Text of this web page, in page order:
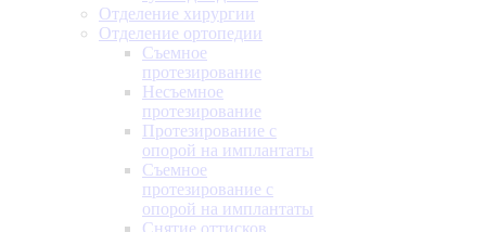
Отделение хирургии
Отделение ортопедии
Съемное
протезирование
Несъемное
протезирование
Протезирование с
опорой на имплантаты
Съемное
протезирование с
опорой на имплантаты
Снятие оттисков